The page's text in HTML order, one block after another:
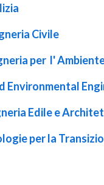
Civile
per l'
Environmental
Edile e
per la